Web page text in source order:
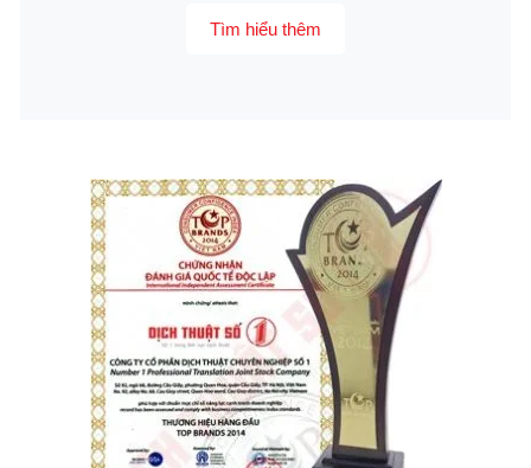
Tìm hiểu thêm